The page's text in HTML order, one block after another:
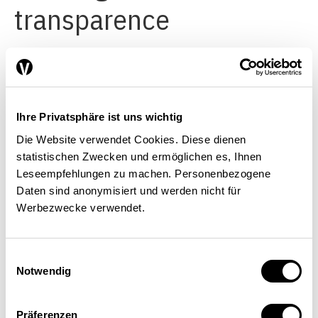
Ihre Privatsphäre ist uns wichtig
Die Website verwendet Cookies. Diese dienen
statistischen Zwecken und ermöglichen es, Ihnen
Leseempfehlungen zu machen. Personenbezogene
Daten sind anonymisiert und werden nicht für
Werbezwecke verwendet.
Notwendig
Präferenzen
transparence
Les banques sont actuellement
soumises à de nombreuses
règles de diligence ainsi qu’à
l’obligation de communiquer
tout soupçon de blanchiment.
L’Autorité fédérale de
surveillance des marchés
Commission de surveillance de
la CDB 20 et les organes de